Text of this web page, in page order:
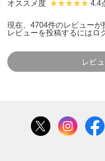
オススメ度 4.4
現在、4704件のレビューが
レビューを投稿するには ロ
レビ